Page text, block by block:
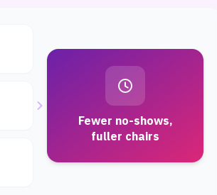
Fewer no-shows,
fuller chairs